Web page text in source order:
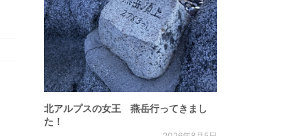
北アルプスの女王 燕岳行ってきまし
た！